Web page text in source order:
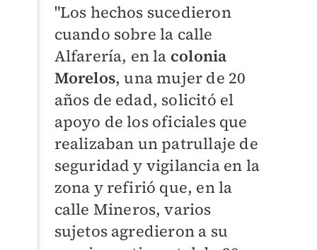
"Los hechos sucedieron
cuando sobre la calle
Alfarería, en la colonia
Morelos, una mujer de 20
años de edad, solicitó el
apoyo de los oficiales que
realizaban un patrullaje de
seguridad y vigilancia en la
zona y refirió que, en la
calle Mineros, varios
sujetos agredieron a su